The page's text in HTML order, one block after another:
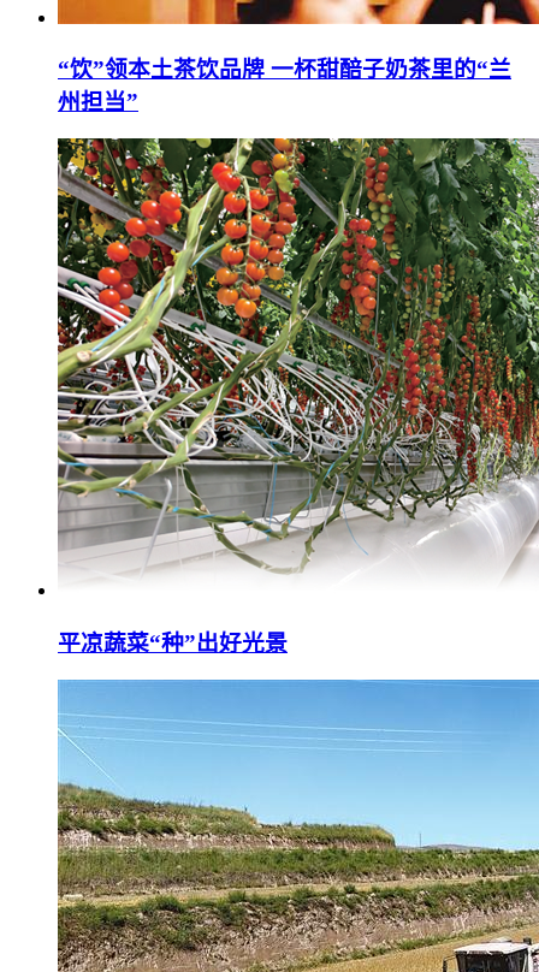
“饮”领本土茶饮品牌 一杯甜醅子奶茶里的“兰
州担当”
平凉蔬菜“种”出好光景